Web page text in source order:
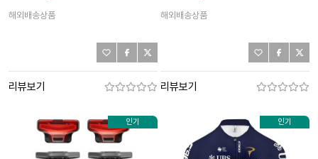
해외배송상품
리뷰보기
해외배송상품
리뷰보기
인기 인기